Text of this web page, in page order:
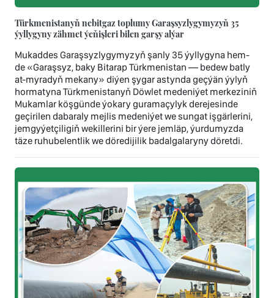
Türkmenistanyň nebitgaz toplumy Garaşsyzlygymyzyň 35
ýyllygyny zähmet ýeňişleri bilen garşy alýar
Mukaddes Garaşsyzlygymyzyň şanly 35 ýyllygyna hem-
de «Garaşsyz, baky Bitarap Türkmenistan — bedew batly
at-myradyň mekany» diýen şygar astynda geçýän ýylyň
hormatyna Türkmenistanyň Döwlet medeniýet merkeziniň
Mukamlar köşgünde ýokary guramaçylyk derejesinde
geçirilen dabaraly mejlis medeniýet we sungat işgärlerini,
jemgyýetçiligiň wekillerini bir ýere jemläp, ýurdumyzda
täze ruhubelentlik we döredijilik badalgalaryny döretdi.